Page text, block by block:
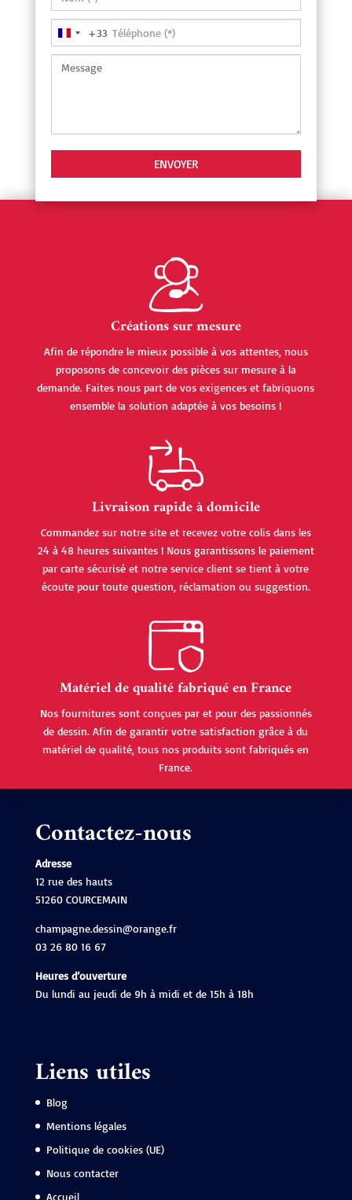
France
+33
+33
Créations sur mesure
Afin de répondre le mieux possible à vos attentes, nous
proposons de concevoir des pièces sur mesure à la
demande. Faites nous part de vos exigences et fabriquons
ensemble la solution adaptée à vos besoins !
Livraison rapide à domicile
Commandez sur notre site et recevez votre colis dans les
24 à 48 heures suivantes ! Nous garantissons le paiement
par carte sécurisé et notre service client se tient à votre
écoute pour toute question, réclamation ou suggestion.
Matériel de qualité fabriqué en France
Nos fournitures sont conçues par et pour des passionnés
de dessin. Afin de garantir votre satisfaction grâce à du
matériel de qualité, tous nos produits sont fabriqués en
France.
Contactez-nous
Adresse
12 rue des hauts
51260 COURCEMAIN
champagne.dessin@orange.fr
03 26 80 16 67
Heures d’ouverture
Du lundi au jeudi de 9h à midi et de 15h à 18h
Liens utiles
Blog
Mentions légales
Politique de cookies (UE)
Nous contacter
Accueil